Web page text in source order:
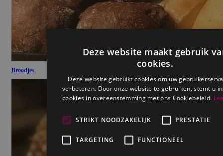
Broodjes
Deze website maakt gebruik
cookies.
Deze website gebruikt cookies om uw
verbeteren. Door onze website te gebruiken, stemt u
cookies in overeenstemming met ons Cookiebeleid.
STRIKT NOODZAKELIJK PRESTATIE
TARGETING FUNCTIONEEL